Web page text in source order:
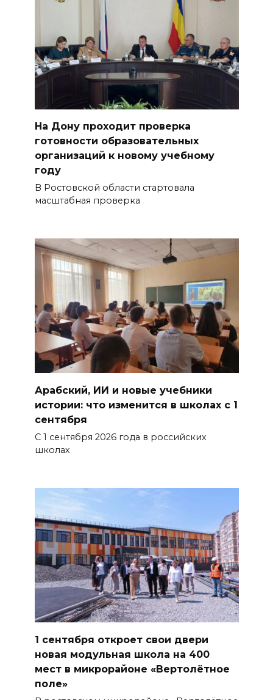
На Дону проходит проверка
готовности образовательных
организаций к новому учебному
году
В Ростовской области стартовала
масштабная проверка
Арабский, ИИ и новые учебники
истории: что изменится в школах с 1
сентября
С 1 сентября 2026 года в российских
школах
1 сентября откроет свои двери
новая модульная школа на 400
мест в микрорайоне «Вертолётное
поле»